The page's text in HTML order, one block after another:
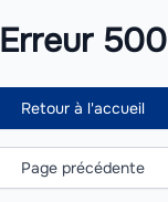
Erreur 500
Retour à l'accueil
Page précédente